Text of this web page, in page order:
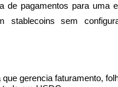
de pagamentos para uma
sem
gerencia faturamento,